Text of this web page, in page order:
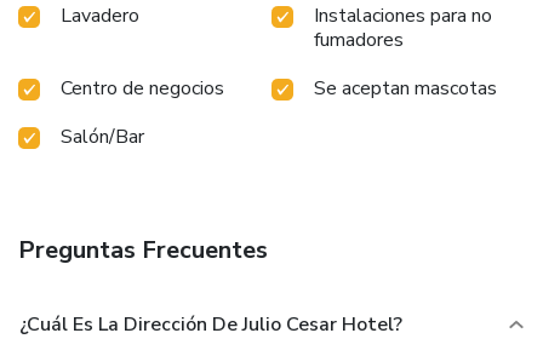
Lavadero
Instalaciones para no
fumadores
Centro de negocios
Se aceptan mascotas
Salón/Bar
Preguntas Frecuentes
¿Cuál Es La Dirección De Julio Cesar Hotel?